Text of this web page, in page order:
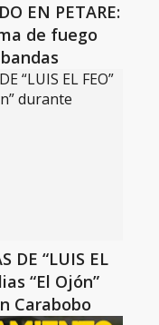
EN PETARE:
de fuego
DE “LUIS EL
“El Ojón”
Carabobo